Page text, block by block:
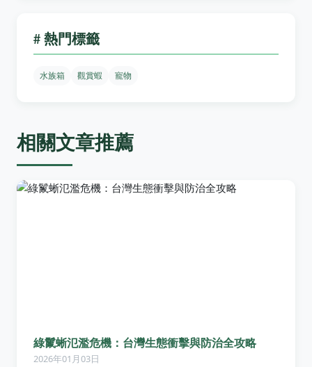
# 熱門標籤
水族箱 觀賞蝦 寵物
相關文章推薦
綠鬣蜥氾濫危機：台灣生態衝擊與防治全攻略
2026年01月03日